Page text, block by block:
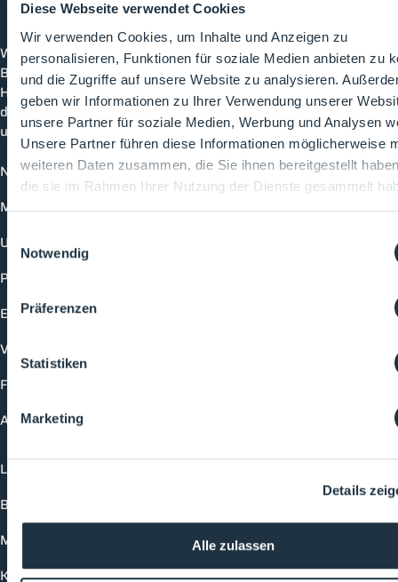
Diese Webseite verwendet Cookies
Wir verwenden Cookies, um Inhalte und Anzeigen zu
personalisieren, Funktionen für soziale Medien anbieten zu
und die Zugriffe auf unsere Website zu analysieren.
geben wir Informationen zu Ihrer Verwendung unserer
unsere Partner für soziale Medien, Werbung und Analysen
Unsere Partner führen diese Informationen möglicherweise
weiteren Daten zusammen, die Sie ihnen bereitgestellt
die sie im Rahmen Ihrer Nutzung der Dienste gesammelt
Einwilligungsauswahl
Notwendig
Präferenzen
Statistiken
Marketing
Details
Alle zulassen
CleanroomProcesses
Willkommen bei CleanroomProcesses, der
Branchenplattform für Reinraum und Prozesstechnik.
Hier bleibst du immer auf dem neuesten Stand, kannst
dich mit anderen verknüpfen und alle relevanten Themen
und Events der Branche entdecken.
News
Mediathek
Unternehmen
Produkte
Events
Vorträge
Future-Faces
Academy
Login
Buchungsmöglichkeiten
Medienformate
Kontakt